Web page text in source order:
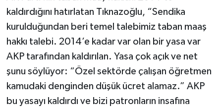
kaldırdığını hatırlatan Tıknazoğlu, “Sendika
kurulduğundan beri temel talebimiz taban maaş
hakkı talebi. 2014’e kadar var olan bir yasa var
AKP tarafından kaldırılan. Yasa çok açık ve net
şunu söylüyor: “Özel sektörde çalışan öğretmen
kamudaki denginden düşük ücret alamaz.” AKP
bu yasayı kaldırdı ve bizi patronların insafına